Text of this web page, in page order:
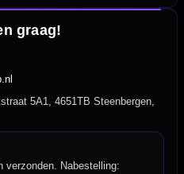
graag!
5A1, 4651TB Steenbergen,
verzonden. Nabestelling: